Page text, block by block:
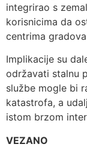
integrirao s
korisnicima da
centrima
Implikacije su
održavati stalnu
službe mogle bi
katastrofa, a
istom brzom
VEZANO